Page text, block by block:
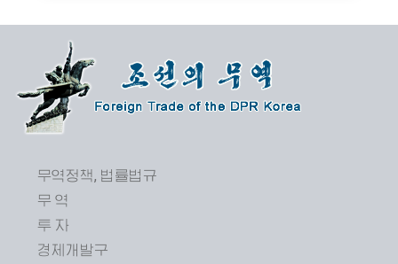
무역정책, 법률법규
무 역
투 자
경제개발구